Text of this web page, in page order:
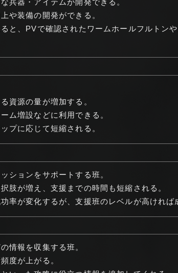
兵器・アイテムが開発できる。
や装備の開発ができる。
と、PVで確認されたワームホールフルトン
資源の量が増加する。
ム増設などに利用できる。
プに応じて短縮される。
ションをサポートする班。
肢が増え、支援までの時間も短縮される。
率が変化するが、支援班のレベルが高ければ
情報を収集する班。
度が上がる。